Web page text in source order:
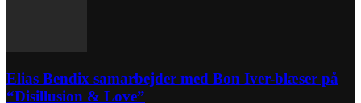
Elias Bendix samarbejder med Bon Iver-blæser på
“Disillusion & Love”